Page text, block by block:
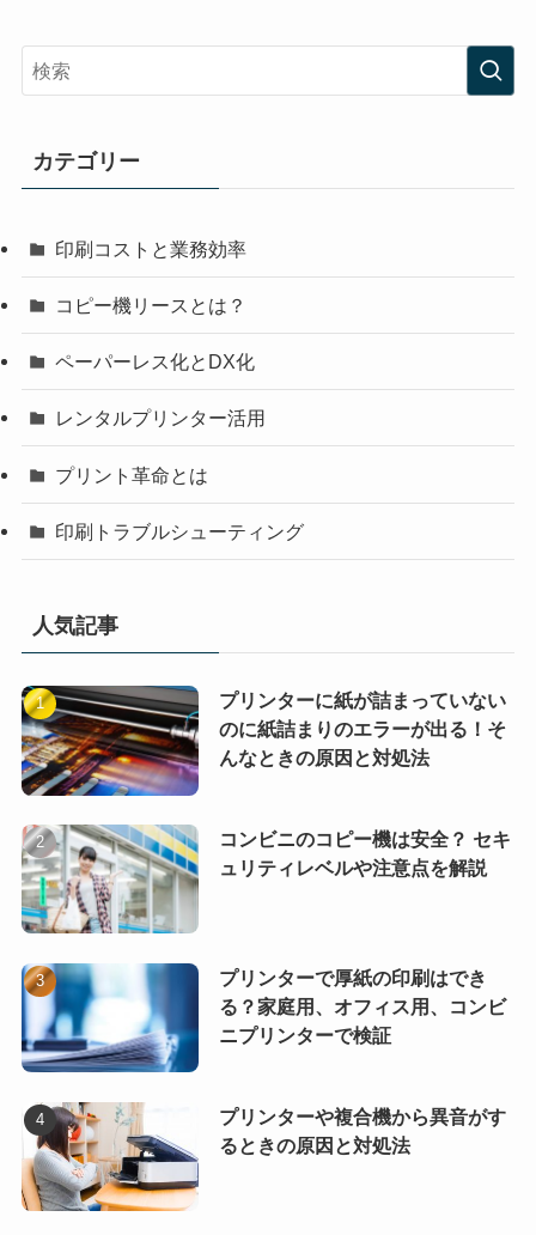
カテゴリー
印刷コストと業務効率
コピー機リースとは？
ペーパーレス化とDX化
レンタルプリンター活用
プリント革命とは
印刷トラブルシューティング
人気記事
プリンターに紙が詰まっていない
のに紙詰まりのエラーが出る！そ
んなときの原因と対処法
コンビニのコピー機は安全？ セキ
ュリティレベルや注意点を解説
プリンターで厚紙の印刷はでき
る？家庭用、オフィス用、コンビ
ニプリンターで検証
プリンターや複合機から異音がす
るときの原因と対処法